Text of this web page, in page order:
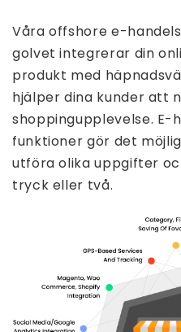
Våra offshore e-
golvet integrerar din
produkt med
hjälper dina kunder att
shoppingupplevelse. E-
funktioner gör det
utföra olika uppgifter
tryck eller två.